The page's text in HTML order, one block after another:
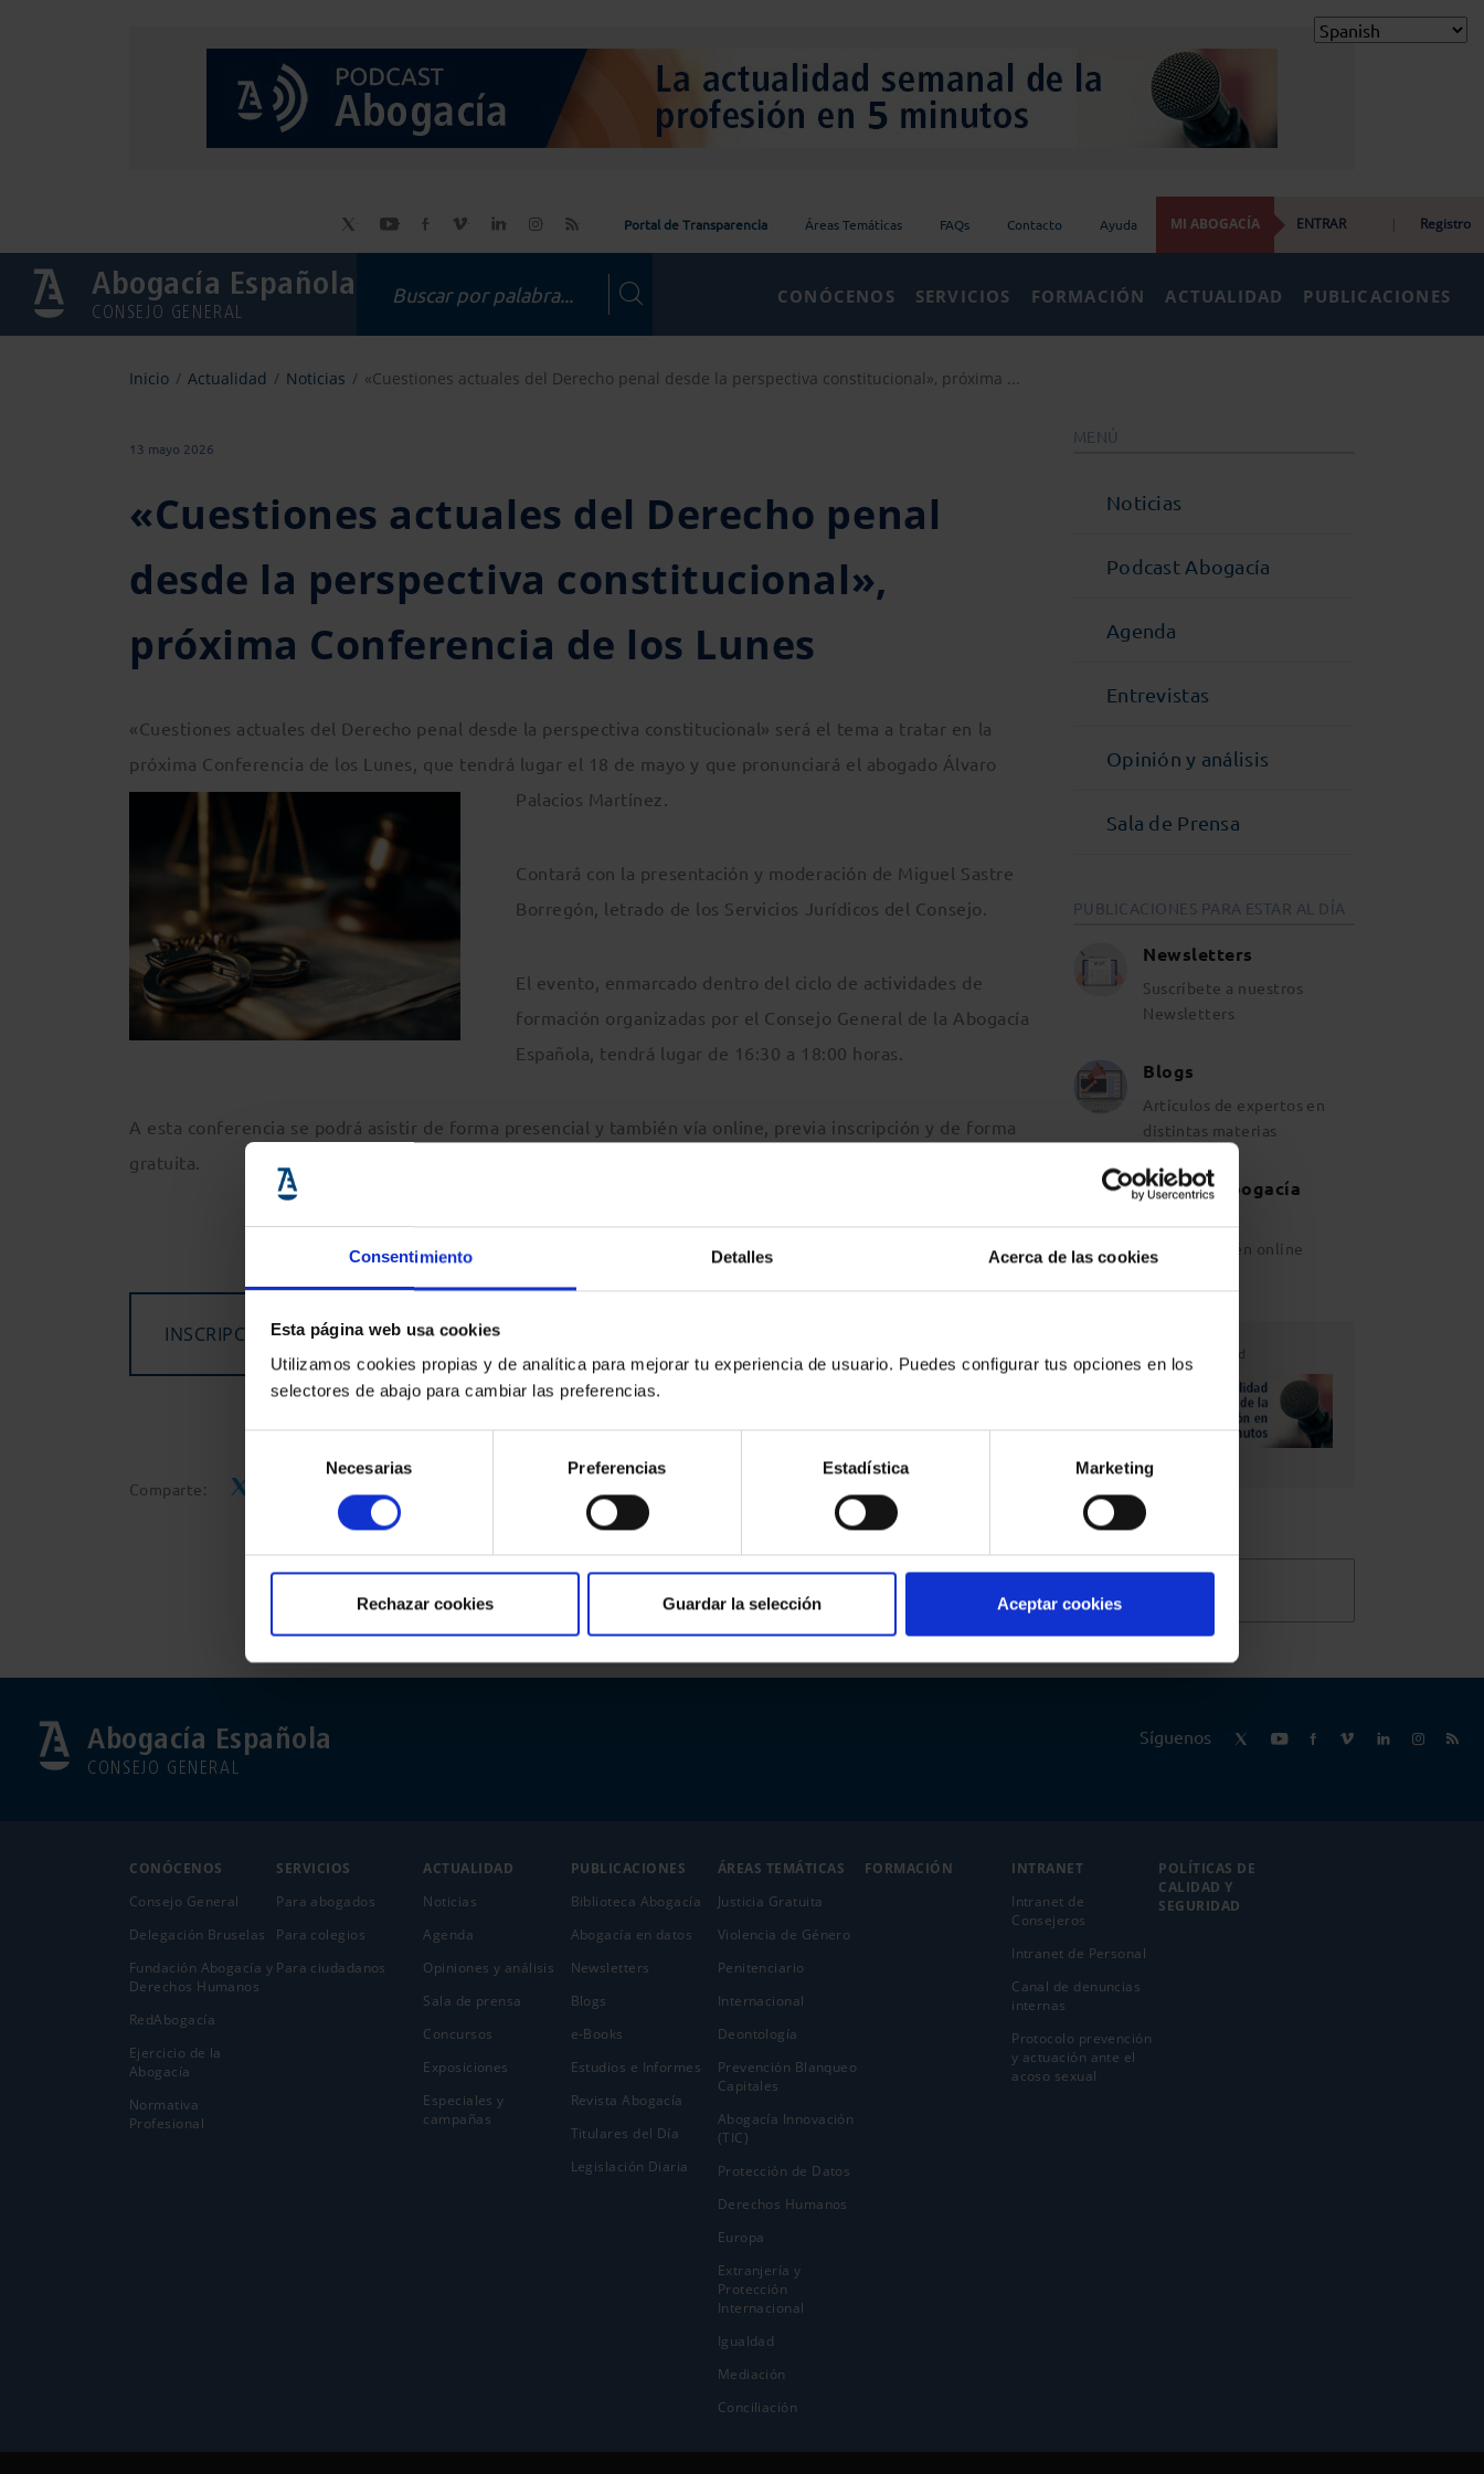
Consentimiento Detalles Acerca de las cookies
Esta página web usa cookies
Utilizamos cookies propias y de analítica para mejorar tu experiencia de usuario. Puedes configurar tus opciones en los
selectores de abajo para cambiar las preferencias.
consentimiento
Necesarias Preferencias Estadística Marketing
Rechazar cookies Guardar la selección Aceptar cookies
Portal de Transparencia Áreas Temáticas FAQs Contacto Ayuda MI ABOGACÍA ENTRAR | Registro
Abogacía Española
CONSEJO GENERAL
CONÓCENOS SERVICIOS FORMACIÓN ACTUALIDAD PUBLICACIONES
Inicio Actualidad Noticias «Cuestiones actuales del Derecho penal desde la perspectiva constitucional», próxima ...
13 mayo 2026
«Cuestiones actuales del Derecho penal
desde la perspectiva constitucional»,
próxima Conferencia de los Lunes
«Cuestiones actuales del Derecho penal desde la perspectiva constitucional» será el tema a tratar en la
próxima Conferencia de los Lunes, que tendrá lugar el 18 de mayo y que pronunciará el abogado Álvaro
Palacios Martínez.
Contará con la presentación y moderación de Miguel Sastre
Borregón, letrado de los Servicios Jurídicos del Consejo.
El evento, enmarcado dentro del ciclo de actividades de
formación organizadas por el Consejo General de la Abogacía
Española, tendrá lugar de 16:30 a 18:00 horas.
A esta conferencia se podrá asistir de forma presencial y también vía online, previa inscripción y de forma
gratuita.
INSCRIPCIONES GRATUITAS
Comparte:
MENÚ
Noticias
Podcast Abogacía
Agenda
Entrevistas
Opinión y análisis
Sala de Prensa
PUBLICACIONES PARA ESTAR AL DÍA
Newsletters
Suscríbete a nuestros
Newsletters
Blogs
Artículos de expertos en
distintas materias
Revista Abogacía
Ahora también online
Publicidad
Abogacía Española
CONSEJO GENERAL
Síguenos
CONÓCENOS
Consejo General
Delegación Bruselas
Fundación Abogacía y
Derechos Humanos
RedAbogacía
Ejercicio de la
Abogací­a
Normativa
Profesional
SERVICIOS
Para abogados
Para colegios
Para ciudadanos
ACTUALIDAD
Noticias
Agenda
Opiniones y análisis
Sala de prensa
Concursos
Exposiciones
Especiales y
campañas
PUBLICACIONES
Biblioteca Abogacía
Abogacía en datos
Newsletters
Blogs
e-Books
Estudios e Informes
Revista Abogacía
Titulares del Día
Legislación Diaria
ÁREAS TEMÁTICAS
Justicia Gratuita
Violencia de Género
Penitenciario
Internacional
Deontología
Prevención Blanqueo
Capitales
Abogacía Innovación
(TIC)
Protección de Datos
Derechos Humanos
Europa
Extranjería y
Protección
Internacional
Igualdad
Mediación
Conciliación
FORMACIÓN
INTRANET
Intranet de
Consejeros
Intranet de Personal
Canal de denuncias
internas
Protocolo prevención
y actuación ante el
acoso sexual
POLÍTICAS DE
CALIDAD Y
SEGURIDAD